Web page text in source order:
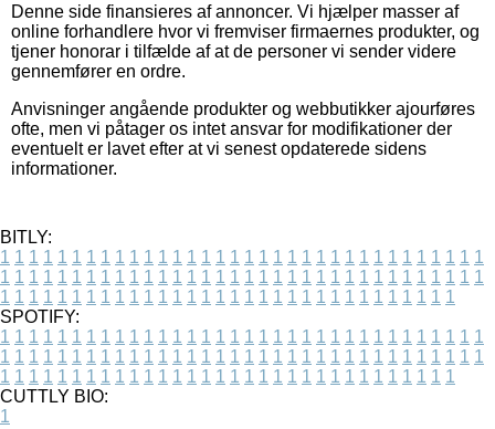
Denne side finansieres af annoncer. Vi hjælper masser af
online forhandlere hvor vi fremviser firmaernes produkter, og
tjener honorar i tilfælde af at de personer vi sender videre
gennemfører en ordre.
Anvisninger angående produkter og webbutikker ajourføres
ofte, men vi påtager os intet ansvar for modifikationer der
eventuelt er lavet efter at vi senest opdaterede sidens
informationer.
BITLY:
1 1 1 1 1 1 1 1 1 1 1 1 1 1 1 1 1 1 1 1 1 1 1 1 1 1 1 1 1 1 1 1 1 1
1 1 1 1 1 1 1 1 1 1 1 1 1 1 1 1 1 1 1 1 1 1 1 1 1 1 1 1 1 1 1 1 1 1
1 1 1 1 1 1 1 1 1 1 1 1 1 1 1 1 1 1 1 1 1 1 1 1 1 1 1 1 1 1 1 1
SPOTIFY:
1 1 1 1 1 1 1 1 1 1 1 1 1 1 1 1 1 1 1 1 1 1 1 1 1 1 1 1 1 1 1 1 1 1
1 1 1 1 1 1 1 1 1 1 1 1 1 1 1 1 1 1 1 1 1 1 1 1 1 1 1 1 1 1 1 1 1 1
1 1 1 1 1 1 1 1 1 1 1 1 1 1 1 1 1 1 1 1 1 1 1 1 1 1 1 1 1 1 1 1
CUTTLY BIO:
1